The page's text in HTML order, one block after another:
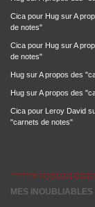
Cica pour Hug surA
de notes"
Cica pour Hug surA
de notes"
Hug surA propos des
Hug surA propos des
Cica pour Leroy David
"carnets de notes"
MES INOUBLIABLES